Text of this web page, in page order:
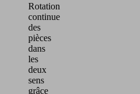
Rotation
continue
des
pièces
dans
les
deux
sens
grâce